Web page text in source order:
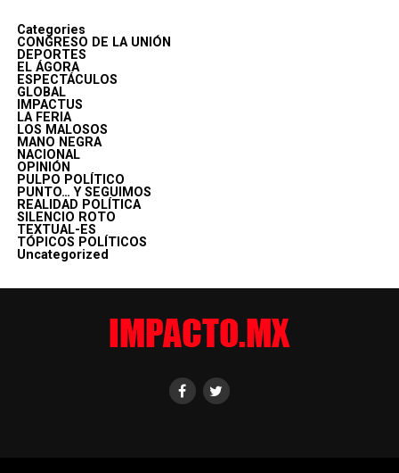
Categories
CONGRESO DE LA UNIÓN
DEPORTES
EL ÁGORA
ESPECTÁCULOS
GLOBAL
IMPACTUS
LA FERIA
LOS MALOSOS
MANO NEGRA
NACIONAL
OPINIÓN
PULPO POLÍTICO
PUNTO… Y SEGUIMOS
REALIDAD POLÍTICA
SILENCIO ROTO
TEXTUAL-ES
TÓPICOS POLÍTICOS
Uncategorized